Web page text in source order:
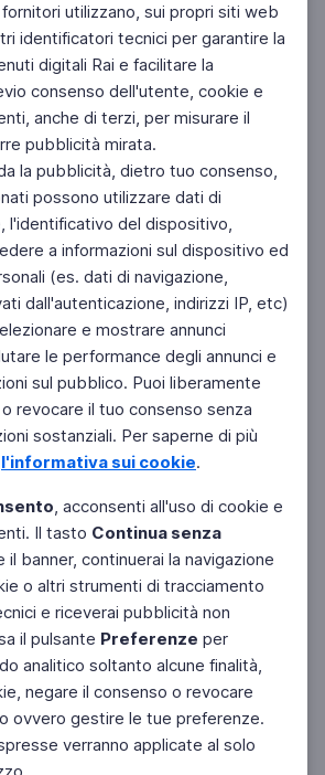
fornitori utilizzano, sui propri siti web
identificatori tecnici per garantire la
digitali Rai e facilitare la
consenso dell'utente, cookie e
anche di terzi, per misurare il
pubblicità mirata.
la pubblicità, dietro tuo consenso,
possono utilizzare dati di
l'identificativo del dispositivo,
a informazioni sul dispositivo ed
(es. dati di navigazione,
dall'autenticazione, indirizzi IP, etc)
e mostrare annunci
le performance degli annunci e
sul pubblico. Puoi liberamente
revocare il tuo consenso senza
sostanziali. Per saperne di più
l'informativa sui cookie.
, acconsenti all'uso di cookie e
Il tasto Continua senza
il banner, continuerai la navigazione
o altri strumenti di tracciamento
e riceverai pubblicità non
il pulsante Preferenze per
analitico soltanto alcune finalità,
negare il consenso o revocare
ovvero gestire le tue preferenze.
verranno applicate al solo
Instagram Twitter